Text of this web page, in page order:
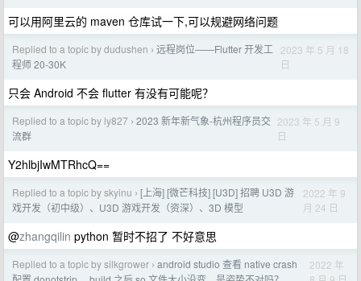
可以用阿里云的 maven 仓库试一下,可以规避网络问题
Replied to a topic by dudushen › 远程岗位——Flutter 开发工
程师 20-30K
2023 年 5 月 18
日
只会 Android 不会 flutter 有没有可能呢？
Replied to a topic by ly827 › 2023 新年新气象-杭州程序员交
流群
2023 年 5 月 9
日
Y2hlbjIwMTRhcQ==
Replied to a topic by skyinu › [上海] [微芒科技] [U3D] 招聘 U3D 游
戏开发（初中级）、U3D 游戏开发（资深）、3D 模型
2022 年 9
月 24 日
@zhangqilin python 暂时不招了 不好意思
Replied to a topic by silkgrower › android studio 查看 native crash
2022 年